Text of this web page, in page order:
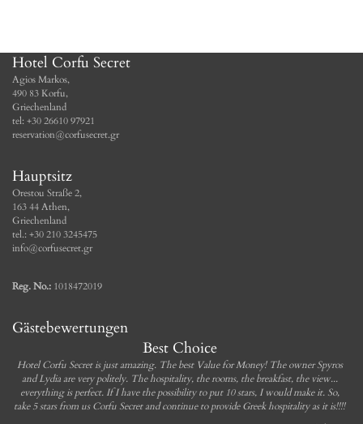
Hotel Corfu Secret
Agios Markos,
490 83 Korfu,
Griechenland
tel: +30 26610 97921
reservation@corfusecret.gr
Hauptsitz
Orestou Straße 2,
163 44 Athen,
Griechenland
tel.: +30 210 3245475
info@corfusecret.gr
Reg. No.: 1018472019
Gästebewertungen
Best Choice
Hotel Corfu Secret is just amazing. The best Value for Money! The owner Spyros
and Lydia are very politely. The hospitality, the rooms, the breakfast, the view...
everything is perfect. If I have the possibility to put 10 stars, I would make it. So,
take 5 stars from us Corfu Secret and continue to provide Greek hospitality as it is!!!!